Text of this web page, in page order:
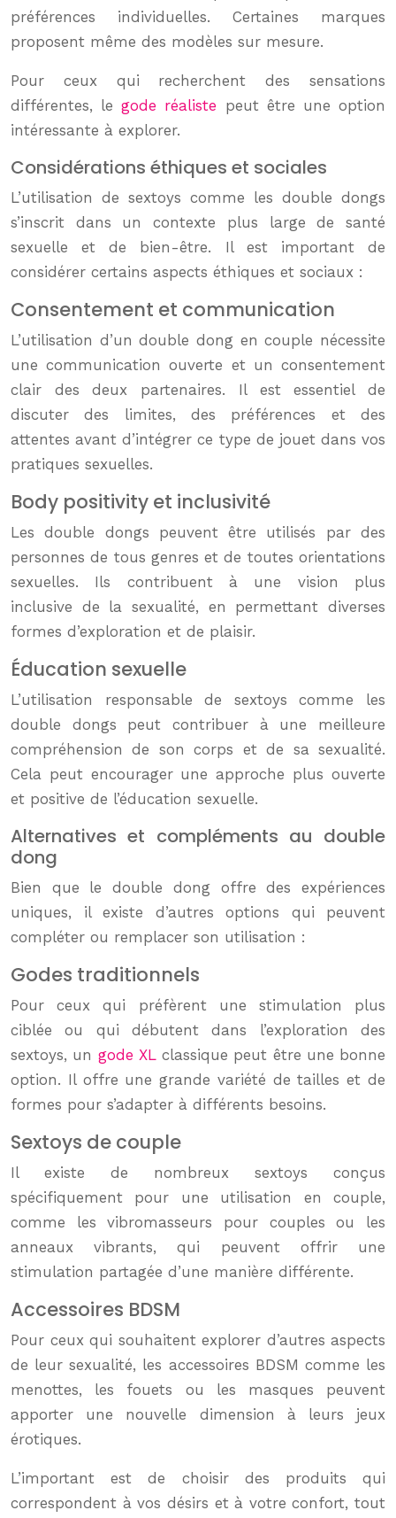
préférences individuelles. Certaines marques
proposent même des modèles sur mesure.
Pour ceux qui recherchent des sensations
différentes, legode réaliste peut être une option
intéressante à explorer.
Considérations éthiques et sociales
L’utilisation de sextoys comme les double dongs
s’inscrit dans un contexte plus large de santé
sexuelle et de bien-être. Il est important de
considérer certains aspects éthiques et sociaux :
Consentement et communication
L’utilisation d’un double dong en couple nécessite
une communication ouverte et un consentement
clair des deux partenaires. Il est essentiel de
discuter des limites, des préférences et des
attentes avant d’intégrer ce type de jouet dans vos
pratiques sexuelles.
Body positivity et inclusivité
Les double dongs peuvent être utilisés par des
personnes de tous genres et de toutes orientations
sexuelles. Ils contribuent à une vision plus
inclusive de la sexualité, en permettant diverses
formes d’exploration et de plaisir.
Éducation sexuelle
L’utilisation responsable de sextoys comme les
double dongs peut contribuer à une meilleure
compréhension de son corps et de sa sexualité.
Cela peut encourager une approche plus ouverte
et positive de l’éducation sexuelle.
Alternatives et compléments au double
dong
Bien que le double dong offre des expériences
uniques, il existe d’autres options qui peuvent
compléter ou remplacer son utilisation :
Godes traditionnels
Pour ceux qui préfèrent une stimulation plus
ciblée ou qui débutent dans l’exploration des
sextoys, un gode XLclassique peut être une bonne
option. Il offre une grande variété de tailles et de
formes pour s’adapter à différents besoins.
Sextoys de couple
Il existe de nombreux sextoys conçus
spécifiquement pour une utilisation en couple,
comme les vibromasseurs pour couples ou les
anneaux vibrants, qui peuvent offrir une
stimulation partagée d’une manière différente.
Accessoires BDSM
Pour ceux qui souhaitent explorer d’autres aspects
de leur sexualité, les accessoires BDSM comme les
menottes, les fouets ou les masques peuvent
apporter une nouvelle dimension à leurs jeux
érotiques.
L’important est de choisir des produits qui
correspondent à vos désirs et à votre confort, tout